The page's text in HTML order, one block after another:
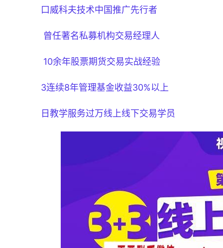
口威科夫技术中国推广先行者
曾任著名私募机构交易经理人
10余年股票期货交易实战经验
3连续8年管理基金收益30%以上
日教学服务过万线上线下交易学员